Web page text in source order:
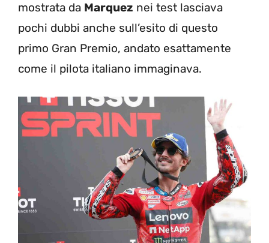
mostrata da Marquez nei test lasciava
pochi dubbi anche sull’esito di questo
primo Gran Premio, andato esattamente
come il pilota italiano immaginava.